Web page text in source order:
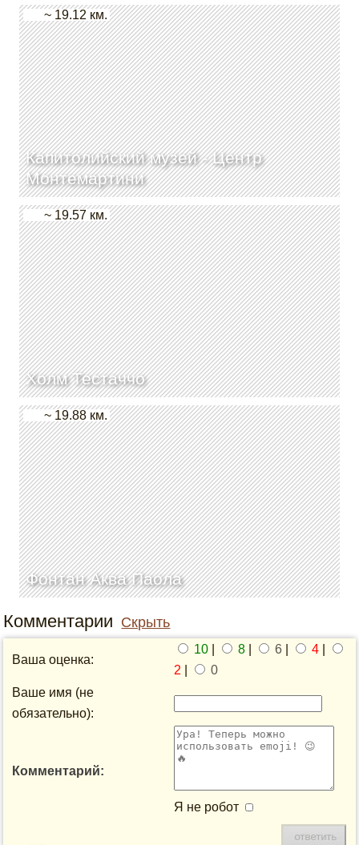
Капитолийский музей - Центр
Монтемартини
~ 19.12 км.
Холм Тестаччо
~ 19.57 км.
Фонтан Аква Паола
~ 19.88 км.
Комментарии Скрыть
Ваша оценка:
10 8 6 4
2
0
Ваше имя (не
обязательно):
Комментарий:
Я не робот